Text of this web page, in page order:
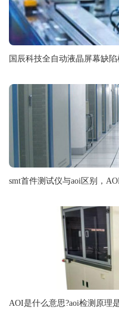
国辰科技全自动液晶屏幕缺
smt首件测试仪与aoi区别，
AOI是什么意思?aoi检测原理